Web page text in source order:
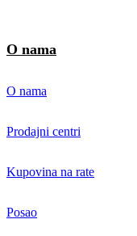
O nama
O nama
Prodajni centri
Kupovina na rate
Posao